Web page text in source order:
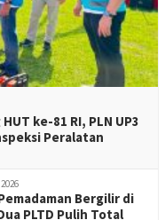
ke-81 RI, PLN UP3
Peralatan
Bergilir di
PLTD Pulih Total